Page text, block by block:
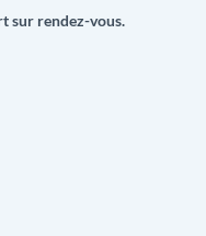
sur rendez-vous.